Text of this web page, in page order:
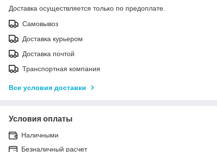
Доставка осуществляется только по предоплате.
Самовывоз
Доставка курьером
Доставка почтой
Транспортная компания
Все условия доставки
Условия оплаты
Наличными
Безналичный расчет